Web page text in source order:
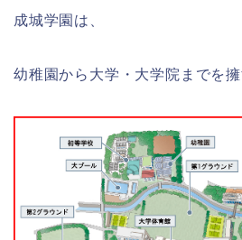
成城学園は、
幼稚園から大学・大学院までを擁